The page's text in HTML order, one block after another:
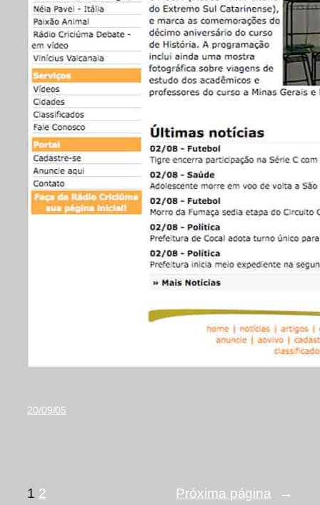
20/09/05
1 2 Próxima página →